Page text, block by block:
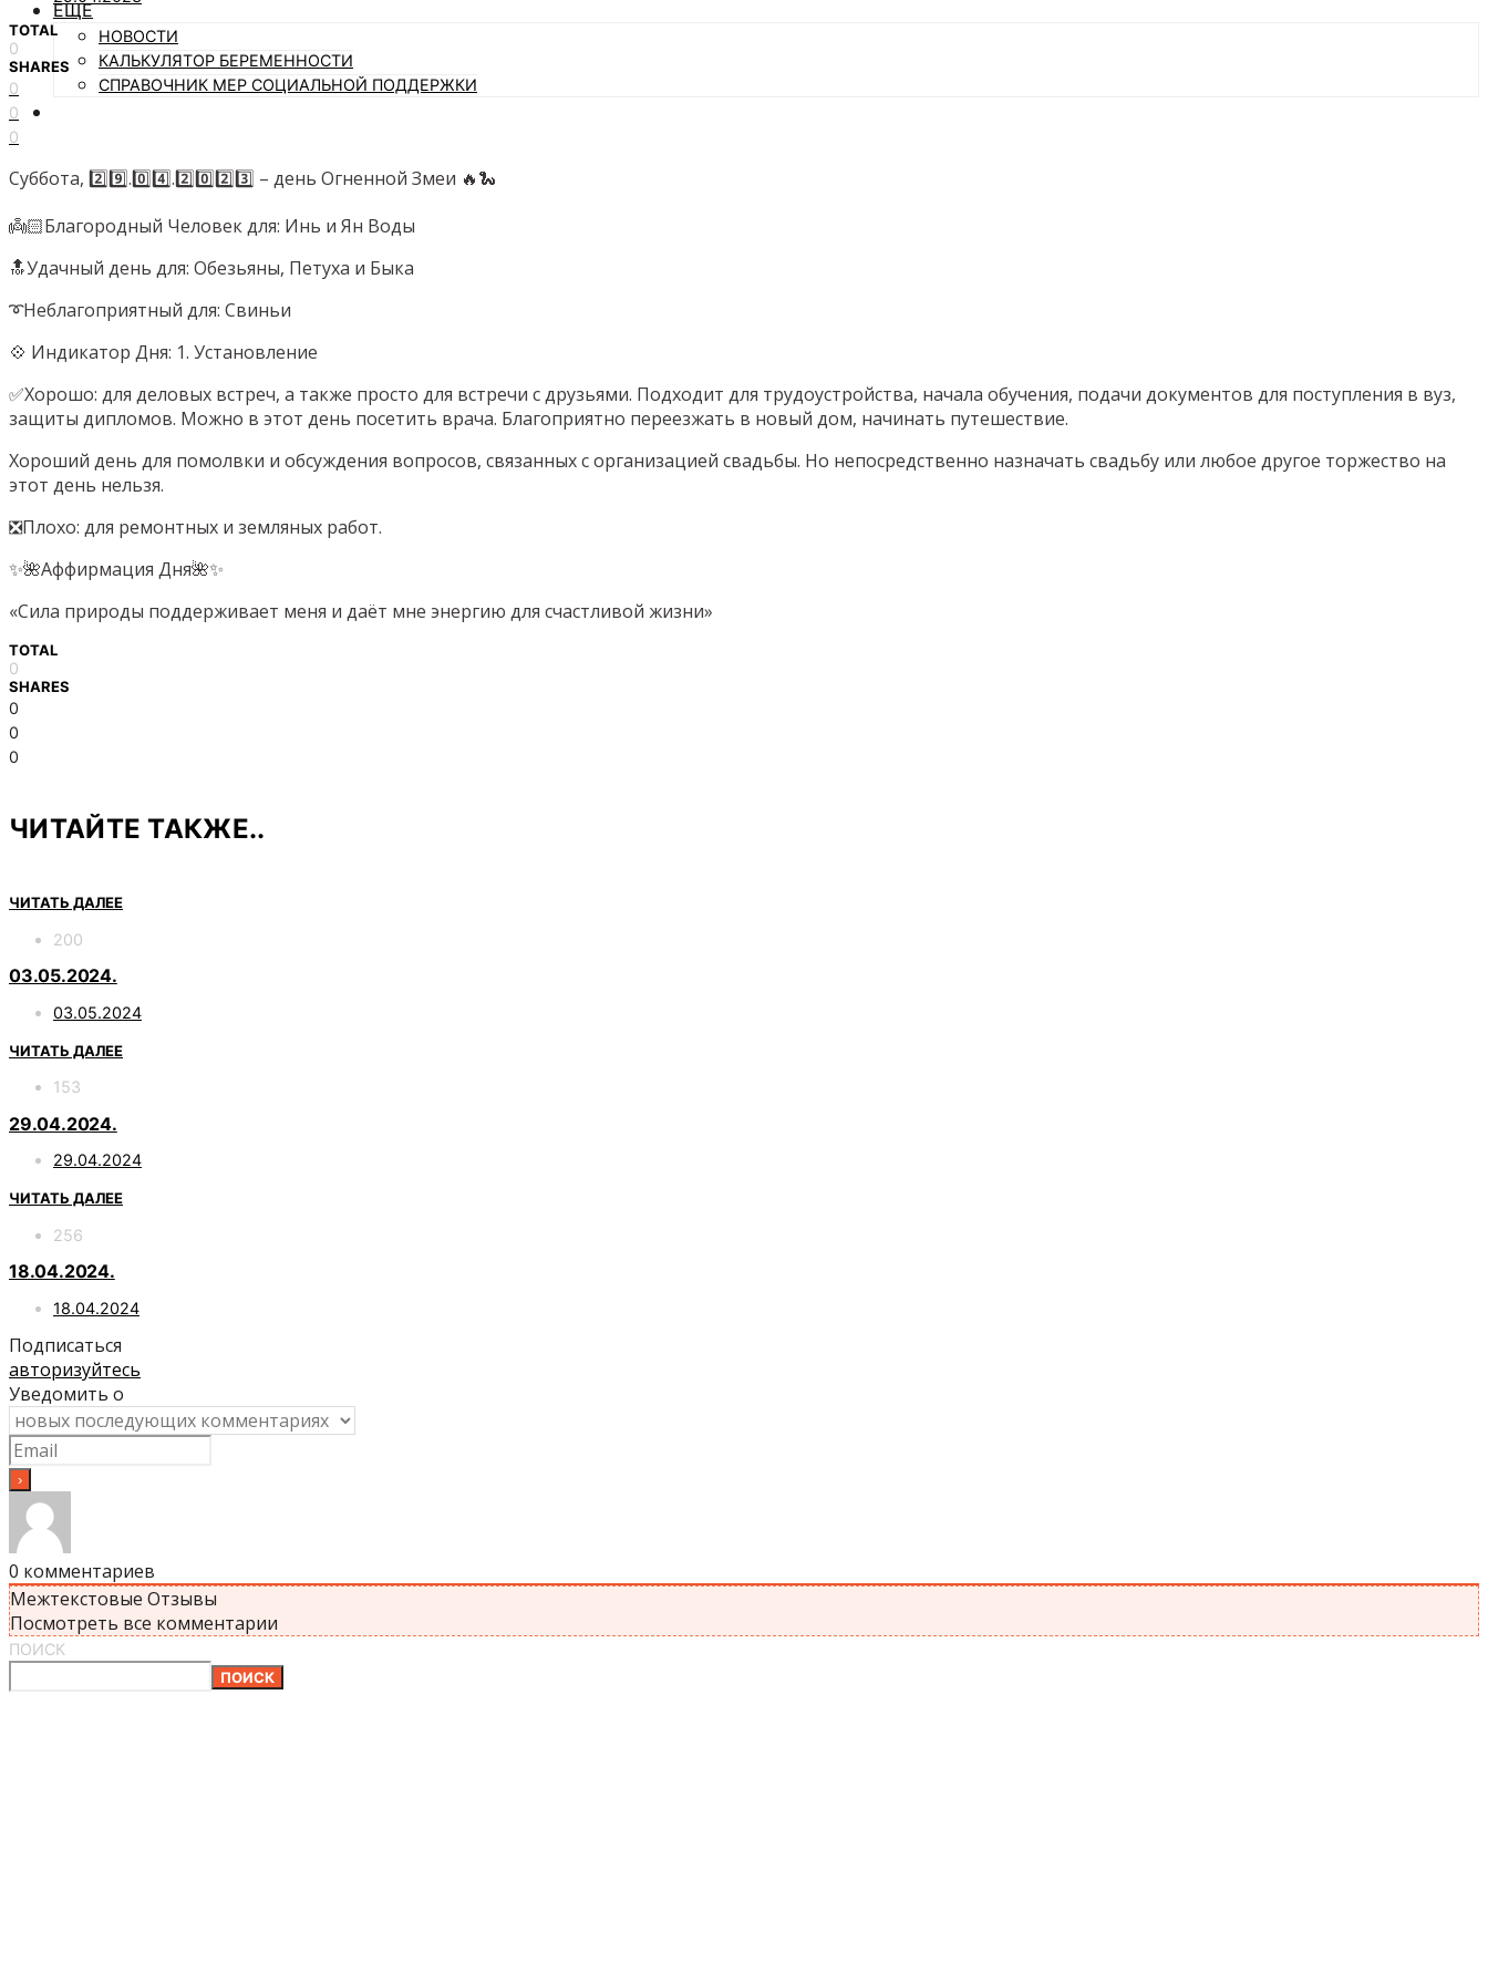
ЕЩЕ
НОВОСТИ
КАЛЬКУЛЯТОР БЕРЕМЕННОСТИ
СПРАВОЧНИК МЕР СОЦИАЛЬНОЙ ПОДДЕРЖКИ
TOTAL
0
SHARES
0
0
0
Суббота, 2️⃣9️⃣.0️⃣4️⃣.2️⃣0️⃣2️⃣3️⃣ – день Огненной Змеи 🔥🐍
👼🏻Благородный Человек для: Инь и Ян Воды
🔝Удачный день для: Обезьяны, Петуха и Быка
➰Неблагоприятный для: Свиньи
💠 Индикатор Дня: 1. Установление
✅Хорошо: для деловых встреч, а также просто для встречи с друзьями. Подходит для трудоустройства, начала обучения, подачи документов для поступления в вуз,
защиты дипломов. Можно в этот день посетить врача. Благоприятно переезжать в новый дом, начинать путешествие.
Хороший день для помолвки и обсуждения вопросов, связанных с организацией свадьбы. Но непосредственно назначать свадьбу или любое другое торжество на
этот день нельзя.
❎Плохо: для ремонтных и земляных работ.
✨🌺Аффирмация Дня🌺✨
«Сила природы поддерживает меня и даёт мне энергию для счастливой жизни»
TOTAL
0
SHARES
0
0
0
ЧИТАЙТЕ ТАКЖЕ..
ЧИТАТЬ ДАЛЕЕ
200
03.05.2024.
03.05.2024
ЧИТАТЬ ДАЛЕЕ
153
29.04.2024.
29.04.2024
ЧИТАТЬ ДАЛЕЕ
256
18.04.2024.
18.04.2024
Подписаться
авторизуйтесь
Уведомить о
0 комментариев
Межтекстовые Отзывы
Посмотреть все комментарии
ПОИСК
ПОИСК